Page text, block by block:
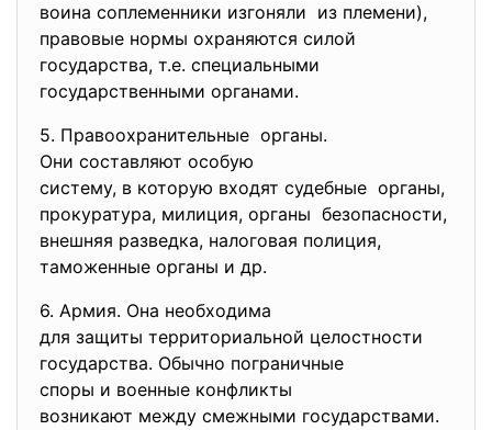
воина соплеменники изгоняли из племени),
правовые нормы охраняются силой
государства, т.е. специальными
государственными органами.
5. Правоохранительные органы.
Они составляют особую
систему, в которую входят судебные органы,
прокуратура, милиция, органы безопасности,
внешняя разведка, налоговая полиция,
таможенные органы и др.
6. Армия. Она необходима
для защиты территориальной целостности
государства. Обычно пограничные
споры и военные конфликты
возникают между смежными государствами.